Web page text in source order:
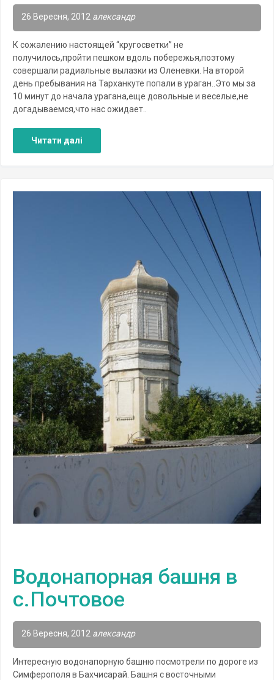
26 Вересня, 2012 александр
К сожалению настоящей “кругосветки” не
получилось,пройти пешком вдоль побережья,поэтому
совершали радиальные вылазки из Оленевки. На второй
день пребывания на Тарханкуте попали в ураган..Это мы за
10 минут до начала урагана,еще довольные и веселые,не
догадываемся,что нас ожидает..
Читати далі
Водонапорная башня в
с.Почтовое
26 Вересня, 2012 александр
Интересную водонапорную башню посмотрели по дороге из
Симферополя в Бахчисарай. Башня с восточными